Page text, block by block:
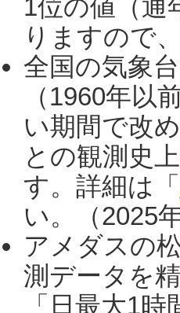
1位の値（通
りますので
全国の気象
（1960年以
い期間で改
との観測史
す。詳細は「
い。（2025
アメダスの
測データを
「日最大1